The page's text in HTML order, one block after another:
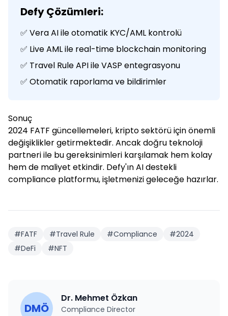
Defy Çözümleri:
✅ Vera AI ile otomatik KYC/AML kontrolü
✅ Live AML ile real-time blockchain monitoring
✅ Travel Rule API ile VASP entegrasyonu
✅ Otomatik raporlama ve bildirimler
Sonuç
2024 FATF güncellemeleri, kripto sektörü için önemli
değişiklikler getirmektedir. Ancak doğru teknoloji
partneri ile bu gereksinimleri karşılamak hem kolay
hem de maliyet etkindir. Defy'ın AI destekli
compliance platformu, işletmenizi geleceğe hazırlar.
#FATF #Travel Rule #Compliance #2024
#DeFi #NFT
DMÖ
Dr. Mehmet Özkan
Compliance Director